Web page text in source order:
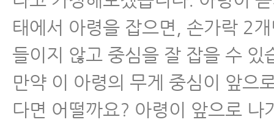
경추관협착증
허리디스크
허리통증
태에서 아령을 잡으면, 손가락 2
들이지 않고 중심을 잘 잡을 수 있
만약 이 아령의 무게 중심이 앞으
다면 어떨까요? 아령이 앞으로 나